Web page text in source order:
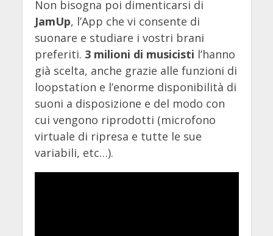
Non bisogna poi dimenticarsi di
JamUp, l’App che vi consente di
suonare e studiare i vostri brani
preferiti. 3 milioni di musicisti l’hanno
già scelta, anche grazie alle funzioni di
loopstation e l’enorme disponibilità di
suoni a disposizione e del modo con
cui vengono riprodotti (microfono
virtuale di ripresa e tutte le sue
variabili, etc…).